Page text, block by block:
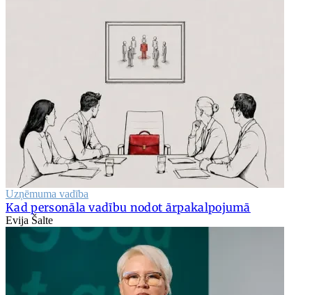
Uzņēmuma vadība
Kad personāla vadību nodot ārpakalpojumā
Evija Šalte